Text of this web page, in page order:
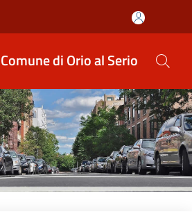
Comune di Orio al Serio